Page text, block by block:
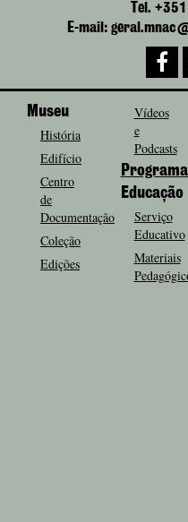
Tel.
E-mail:
Museu
História
Edifício
Centro
de
Documentação
Coleção
Edições
Vídeos
e
Podcasts
Educação
Serviço
Educativo
Materiais